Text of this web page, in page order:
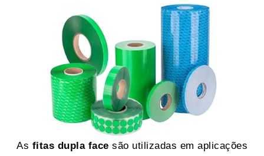
As fitas dupla face são utilizadas em aplicações